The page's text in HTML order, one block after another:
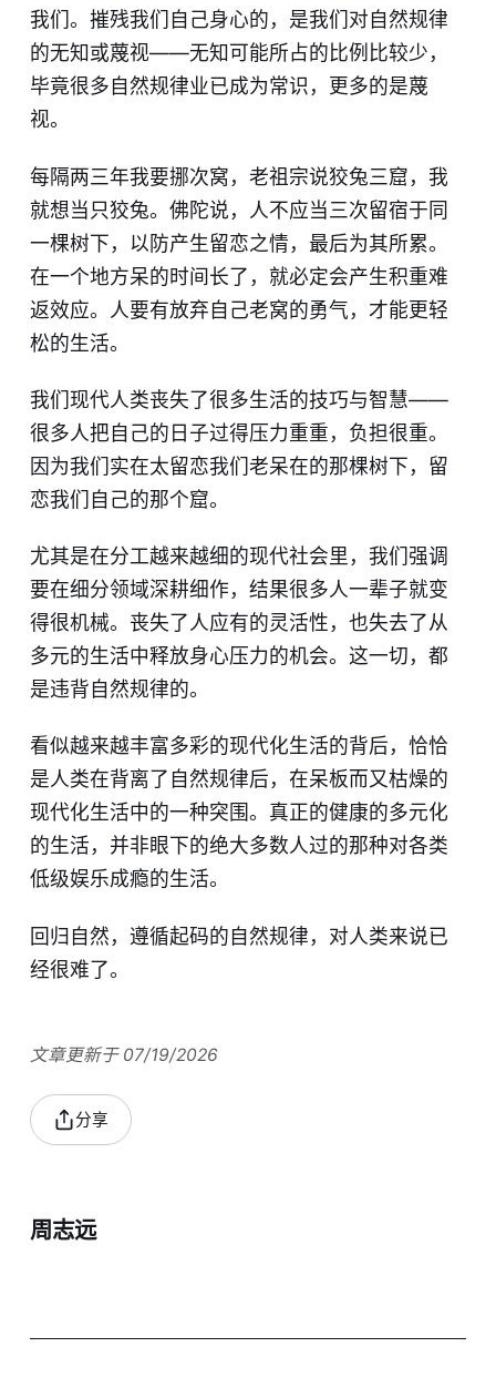
我们。摧残我们自己身心的，是我们对自然规律
的无知或蔑视——无知可能所占的比例比较少，
毕竟很多自然规律业已成为常识，更多的是蔑
视。
每隔两三年我要挪次窝，老祖宗说狡兔三窟，我
就想当只狡兔。佛陀说，人不应当三次留宿于同
一棵树下，以防产生留恋之情，最后为其所累。
在一个地方呆的时间长了，就必定会产生积重难
返效应。人要有放弃自己老窝的勇气，才能更轻
松的生活。
我们现代人类丧失了很多生活的技巧与智慧——
很多人把自己的日子过得压力重重，负担很重。
因为我们实在太留恋我们老呆在的那棵树下，留
恋我们自己的那个窟。
尤其是在分工越来越细的现代社会里，我们强调
要在细分领域深耕细作，结果很多人一辈子就变
得很机械。丧失了人应有的灵活性，也失去了从
多元的生活中释放身心压力的机会。这一切，都
是违背自然规律的。
看似越来越丰富多彩的现代化生活的背后，恰恰
是人类在背离了自然规律后，在呆板而又枯燥的
现代化生活中的一种突围。真正的健康的多元化
的生活，并非眼下的绝大多数人过的那种对各类
低级娱乐成瘾的生活。
回归自然，遵循起码的自然规律，对人类来说已
经很难了。
文章更新于 07/19/2026
分享
周志远